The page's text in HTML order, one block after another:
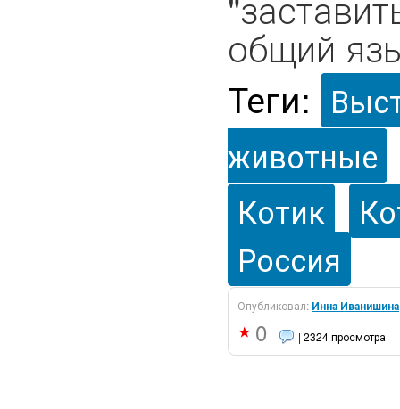
общий
Теги:
животные
Котик
Россия
Опубликовал: Инна Иванишина
0 | 2324 просмотра